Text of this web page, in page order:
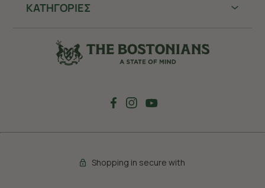
ΚΑΤΗΓΟΡΙΕΣ
Shopping in secure with